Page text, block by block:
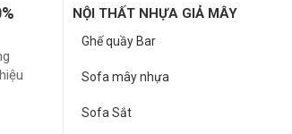
NỘI THẤT NHỰA GIẢ MÂY
Ghế quầy Bar
Sofa mây nhựa
Sofa Sắt